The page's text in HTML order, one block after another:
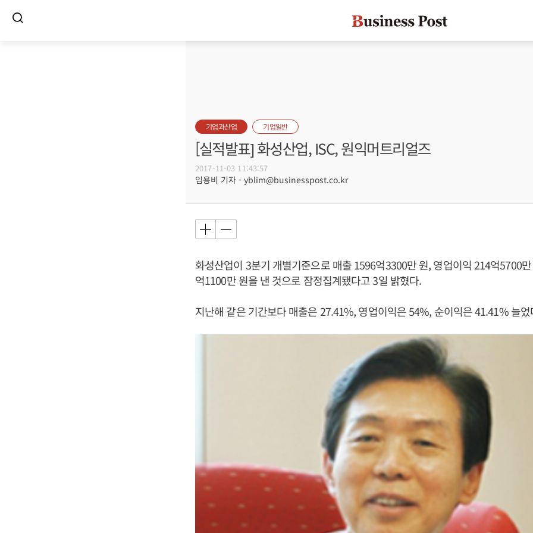
기업과산업 기업일반
[실적발표] 화성산업, ISC, 원익머트리얼즈
2017-11-03 11:43:57
임용비 기자 - yblim@businesspost.co.kr
화성산업이 3분기 개별기준으로 매출 1596억3300만 원, 영업이익 214억5700
억1100만 원을 낸 것으로 잠정집계됐다고 3일 밝혔다.
지난해 같은 기간보다 매출은 27.41%, 영업이익은 54%, 순이익은 41.41% 늘었